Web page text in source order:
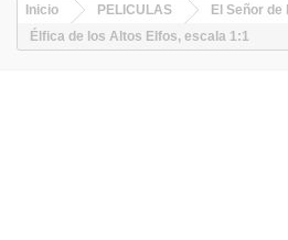
Inicio PELICULAS El Señor de
Élfica de los Altos Elfos, escala 1:1